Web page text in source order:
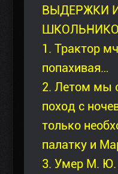
ВЫДЕРЖКИ
1. Трактор
попахивая…
2. Летом мы
поход с
только
палатку и
3. Умер М. Ю.